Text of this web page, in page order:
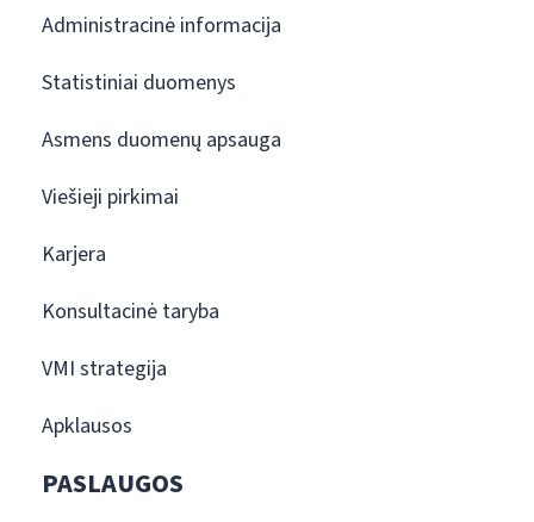
Administracinė informacija
Statistiniai duomenys
Asmens duomenų apsauga
Viešieji pirkimai
Karjera
Konsultacinė taryba
VMI strategija
Apklausos
PASLAUGOS